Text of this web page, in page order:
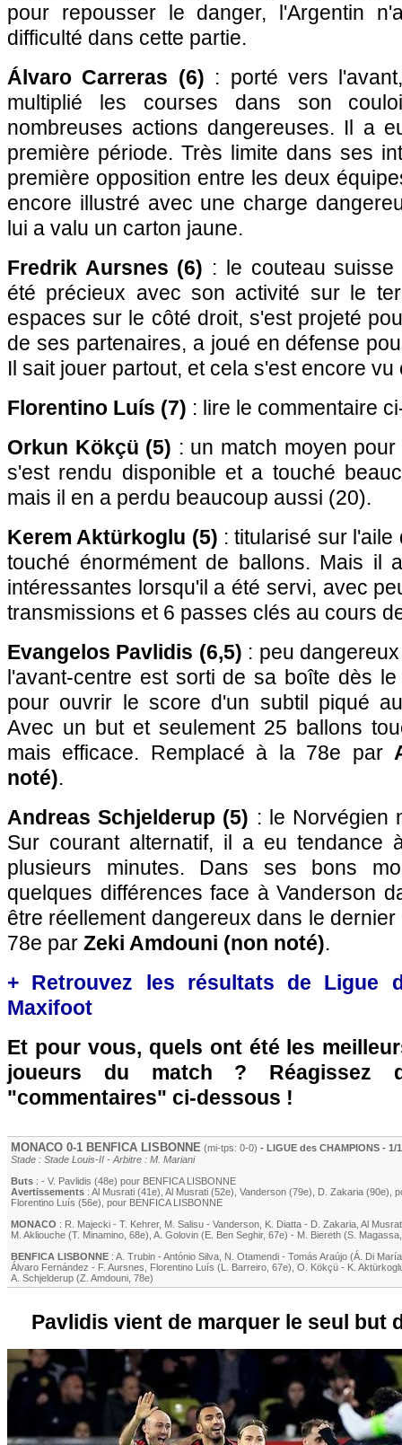
pour repousser le danger, l'Argentin
difficulté dans cette partie.
Álvaro Carreras (6) : porté vers
multiplié les courses dans son
nombreuses actions dangereuses. Il a
première période. Très limite dans ses
première opposition entre les deux
encore illustré avec une charge
lui a valu un carton jaune.
Fredrik Aursnes (6) : le couteau
été précieux avec son activité sur le
espaces sur le côté droit, s'est projeté
de ses partenaires, a joué en défense
Il sait jouer partout, et cela s'est encore vu
Florentino Luís (7) : lire le commentaire
Orkun Kökçü (5) : un match moyen
s'est rendu disponible et a touché
mais il en a perdu beaucoup aussi (20).
Kerem Aktürkoglu (5) : titularisé sur
touché énormément de ballons. Mais il
intéressantes lorsqu'il a été servi, avec
transmissions et 6 passes clés au cours
Evangelos Pavlidis (6,5) : peu
l'avant-centre est sorti de sa boîte dès
pour ouvrir le score d'un subtil piqué
Avec un but et seulement 25 ballons
mais efficace. Remplacé à la 78e par
noté).
Andreas Schjelderup (5) : le Norvégien
Sur courant alternatif, il a eu tendance
plusieurs minutes. Dans ses bons
quelques différences face à Vanderson
être réellement dangereux dans le
78e par Zeki Amdouni (non noté).
+ Retrouvez les résultats de Ligue
Maxifoot
Et pour vous, quels ont été les
joueurs du match ? Réagissez
"commentaires" ci-dessous !
MONACO 0-1 BENFICA LISBONNE (mi-tps: 0-0) - LIGUE des CHAMPIONS - 1/
Stade : Stade Louis-II - Arbitre : M. Mariani
Buts : - V. Pavlidis (48e) pour BENFICA LISBONNE
Avertissements : Al Musrati (41e) Al Musrati (52e) Vanderson (79e) D. Zakaria (90e) ,
Florentino Luís (56e) , pour BENFICA LISBONNE
MONACO : R. Majecki - T. Kehrer, M. Salisu - Vanderson K. Diatta - D. Zakaria Al
M. Akliouche (T. Minamino , 68e) A. Golovin (E. Ben Seghir, 67e) - M. Biereth (S. Magassa
BENFICA LISBONNE : A. Trubin - António Silva N. Otamendi - Tomás Araújo (Á. Di María
Álvaro Fernández - F. Aursnes Florentino Luís (L. Barreiro , 67e) O. Kökçü - K.
A. Schjelderup (Z. Amdouni , 78e)
Pavlidis vient de marquer le seul but